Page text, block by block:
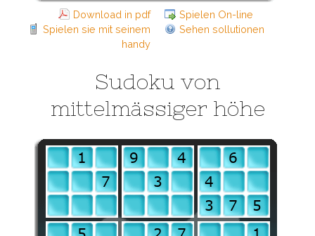
Download in pdf
Spielen On-line
Spielen sie mit seinem
handy
Sehen sollutionen
Sudoku von
mittelmässiger höhe